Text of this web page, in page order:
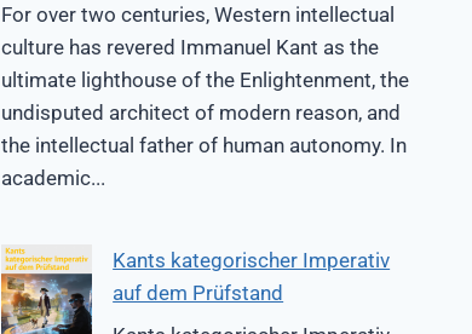
For over two centuries, Western intellectual
culture has revered Immanuel Kant as the
ultimate lighthouse of the Enlightenment, the
undisputed architect of modern reason, and
the intellectual father of human autonomy. In
academic...
Kants kategorischer Imperativ
auf dem Prüfstand